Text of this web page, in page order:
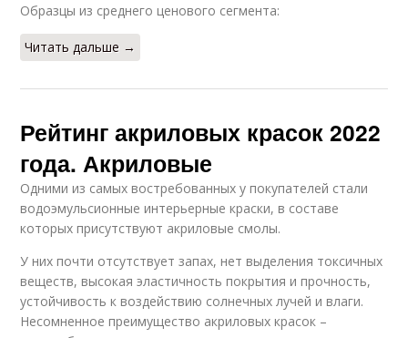
Образцы из среднего ценового сегмента:
Читать дальше →
Рейтинг акриловых красок 2022
года. Акриловые
Одними из самых востребованных у покупателей стали
водоэмульсионные интерьерные краски, в составе
которых присутствуют акриловые смолы.
У них почти отсутствует запах, нет выделения токсичных
веществ, высокая эластичность покрытия и прочность,
устойчивость к воздействию солнечных лучей и влаги.
Несомненное преимущество акриловых красок –